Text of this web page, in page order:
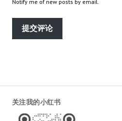
Notify me of new posts by email.
关注我的小红书